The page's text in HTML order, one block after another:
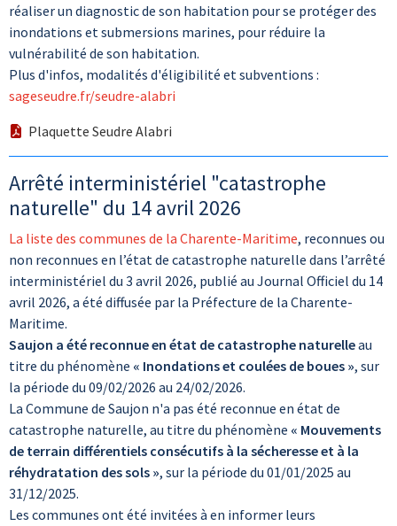
réaliser un diagnostic de son habitation pour se protéger des
inondations et submersions marines, pour réduire la
vulnérabilité de son habitation.
Plus d'infos, modalités d'éligibilité et subventions :
sageseudre.fr/seudre-alabri
Plaquette Seudre Alabri
Arrêté interministériel "catastrophe
naturelle" du 14 avril 2026
La liste des communes de la Charente-Maritime, reconnues ou
non reconnues en l’état de catastrophe naturelle dans l’arrêté
interministériel du 3 avril 2026, publié au Journal Officiel du 14
avril 2026, a été diffusée par la Préfecture de la Charente-
Maritime.
Saujon a été reconnue en état de catastrophe naturelleau
titre du phénomène « Inondations et coulées de boues », sur
la période du 09/02/2026 au 24/02/2026.
La Commune de Saujon n'a pas été reconnue en état de
catastrophe naturelle, au titre du phénomène « Mouvements
de terrain différentiels consécutifs à la sécheresse et à la
réhydratation des sols », sur la période du 01/01/2025 au
31/12/2025.
Les communes ont été invitées à en informer leurs